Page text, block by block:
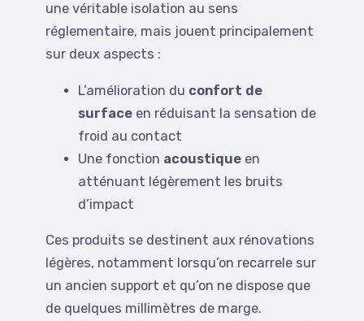
une véritable isolation au sens
réglementaire, mais jouent principalement
sur deux aspects :
L’amélioration du confort de
surface en réduisant la sensation de
froid au contact
Une fonction acoustique en
atténuant légèrement les bruits
d’impact
Ces produits se destinent aux rénovations
légères, notamment lorsqu’on recarrele sur
un ancien support et qu’on ne dispose que
de quelques millimètres de marge.